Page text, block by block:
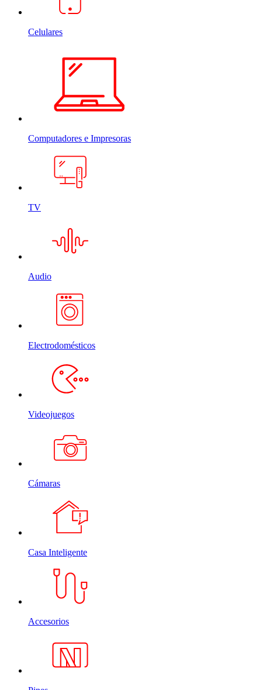
Celulares
Computadores e Impresoras
TV
Audio
Electrodomésticos
Videojuegos
Cámaras
Casa Inteligente
Accesorios